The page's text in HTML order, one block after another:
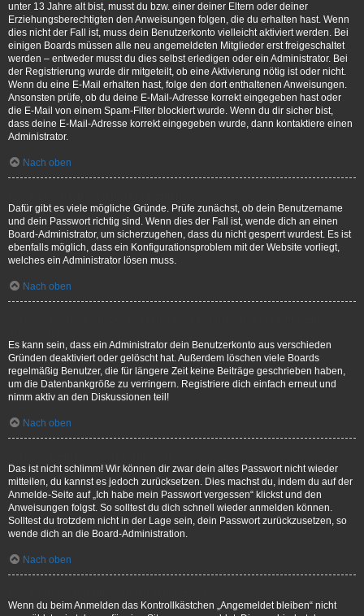
unter 13 Jahre alt bist, musst du bzw. einer deiner Eltern oder deiner
Erziehungsberechtigten den Anweisungen folgen, die du erhalten hast. Wenn
dies nicht der Fall ist, muss dein Benutzerkonto vielleicht aktiviert werden. Bei
einigen Boards müssen alle neu angemeldeten Mitglieder erst freigeschaltet
werden – entweder musst du dies selbst erledigen oder ein Administrator. Bei
der Registrierung wurde dir mitgeteilt, ob eine Aktivierung nötig ist oder nicht.
Wenn du eine E-Mail erhalten hast, folge den dort enthaltenen Anweisungen.
Ansonsten prüfe, ob du deine E-Mail-Adresse korrekt eingegeben hast oder
die E-Mail von einem Spam-Filter blockiert wurde. Wenn du dir sicher bist,
dass deine E-Mail-Adresse korrekt eingegeben wurde, dann kontaktiere einen
Administrator.
Nach oben
Dafür gibt es viele mögliche Gründe. Prüfe zunächst, ob dein Benutzername
und dein Passwort richtig sind. Wenn dies der Fall ist, wende dich an einen
Board-Administrator, um sicherzugehen, dass du nicht gesperrt wurdest. Es ist
ebenfalls möglich, dass ein Konfigurationsproblem mit der Website vorliegt,
welches ein Administrator lösen muss.
Nach oben
Es kann sein, dass ein Administrator dein Benutzerkonto aus verschieden
Gründen deaktiviert oder gelöscht hat. Außerdem löschen viele Boards
regelmäßig Benutzer, die für längere Zeit keine Beiträge geschrieben haben,
um die Datenbankgröße zu verringern. Registriere dich einfach erneut und
nimm aktiv an den Diskussionen teil!
Nach oben
Das ist nicht schlimm! Wir können dir zwar dein altes Passwort nicht wieder
mitteilen, du kannst es jedoch zurücksetzen. Dies machst du, indem du auf der
Anmelde-Seite auf „Ich habe mein Passwort vergessen“ klickst und den
Anweisungen folgst. So solltest du dich schnell wieder anmelden können.
Solltest du trotzdem nicht in der Lage sein, dein Passwort zurückzusetzen, so
wende dich an die Board-Administration.
Nach oben
Wenn du beim Anmelden das Kontrollkästchen „Angemeldet bleiben“ nicht